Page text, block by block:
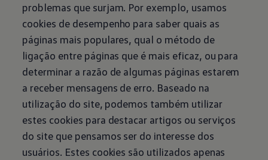
problemas que surjam. Por exemplo, usamos
cookies de desempenho para saber quais as
páginas mais populares, qual o método de
ligação entre páginas que é mais eficaz, ou para
determinar a razão de algumas páginas estarem
a receber mensagens de erro. Baseado na
utilização do site, podemos também utilizar
estes cookies para destacar artigos ou serviços
do site que pensamos ser do interesse dos
usuários. Estes cookies são utilizados apenas